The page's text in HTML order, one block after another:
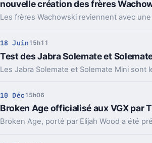
nouvelle création des frères
18 Juin 15h11
Test des Jabra Solemate et
10 Déc 15h06
Broken Age officialisé aux VGX par